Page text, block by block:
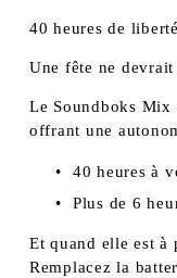
40 heures de liberté
Une fête ne devrait
Le Soundboks Mix
offrant une
40 heures à
Plus de 6
Et quand elle est à
Remplacez la